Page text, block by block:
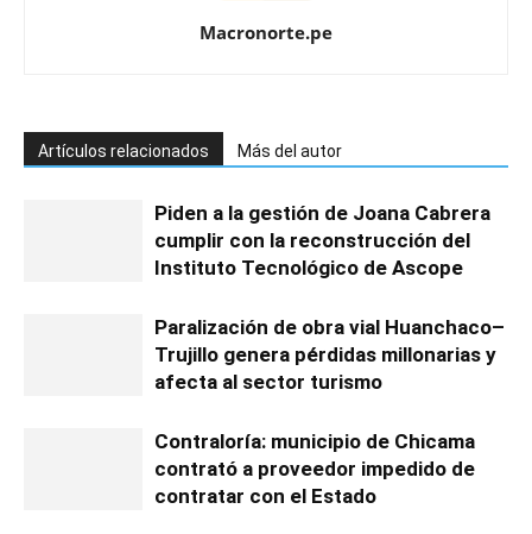
Macronorte.pe
Artículos relacionados Más del autor
Piden a la gestión de Joana Cabrera
cumplir con la reconstrucción del
Instituto Tecnológico de Ascope
Paralización de obra vial Huanchaco–
Trujillo genera pérdidas millonarias y
afecta al sector turismo
Contraloría: municipio de Chicama
contrató a proveedor impedido de
contratar con el Estado